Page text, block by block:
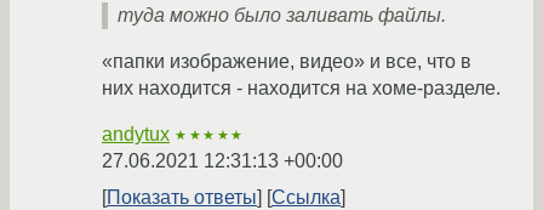
туда можно было заливать файлы.
«папки изображение, видео» и все, что в
них находится - находится на хоме-разделе.
andytux ★★★★★
27.06.2021 12:31:13 +00:00
Показать ответы
Ссылка